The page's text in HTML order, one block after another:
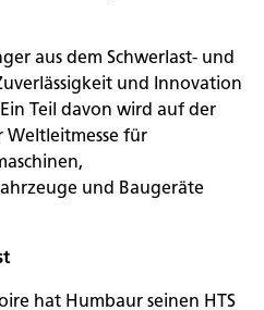
aus dem Schwerlast- und
und Innovation
Teil davon wird auf der
Weltleitmesse für
und Baugeräte
hat Humbaur seinen HTS